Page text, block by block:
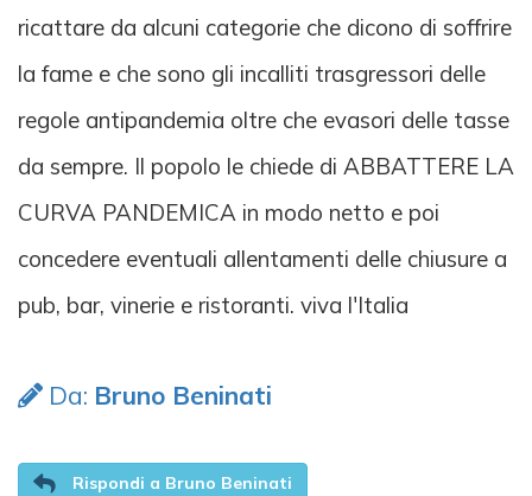
ricattare da alcuni categorie che dicono di soffrire
la fame e che sono gli incalliti trasgressori delle
regole antipandemia oltre che evasori delle tasse
da sempre. Il popolo le chiede di ABBATTERE LA
CURVA PANDEMICA in modo netto e poi
concedere eventuali allentamenti delle chiusure a
pub, bar, vinerie e ristoranti. viva l'Italia
Da: Bruno Beninati
Rispondi a Bruno Beninati